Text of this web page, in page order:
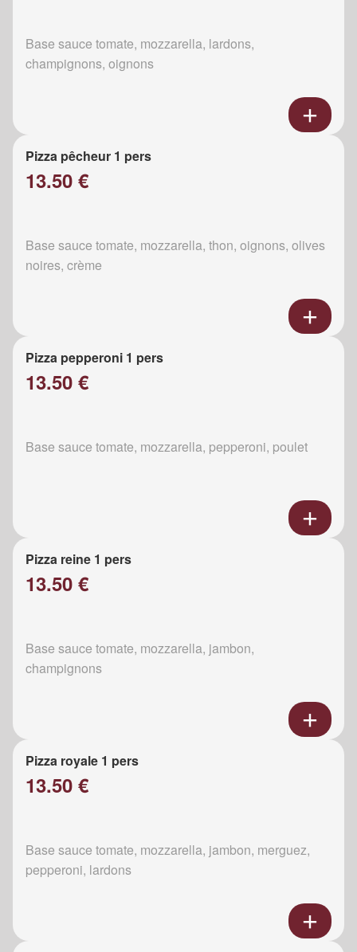
Base sauce tomate, mozzarella, lardons,
champignons, oignons
Pizza pêcheur 1 pers
13.50 €
Base sauce tomate, mozzarella, thon, oignons, olives
noires, crème
Pizza pepperoni 1 pers
13.50 €
Base sauce tomate, mozzarella, pepperoni, poulet
Pizza reine 1 pers
13.50 €
Base sauce tomate, mozzarella, jambon,
champignons
Pizza royale 1 pers
13.50 €
Base sauce tomate, mozzarella, jambon, merguez,
pepperoni, lardons